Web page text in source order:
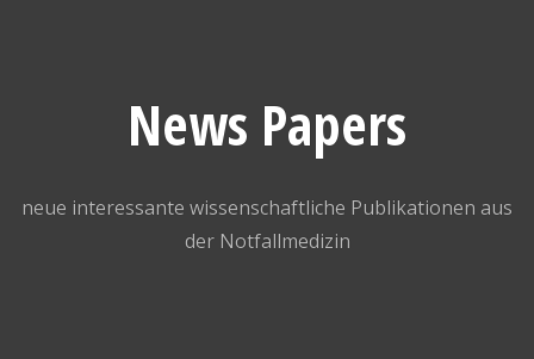
News Papers
neue interessante wissenschaftliche Publikationen aus
der Notfallmedizin